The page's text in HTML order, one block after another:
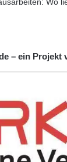
Wo
– ein Projekt